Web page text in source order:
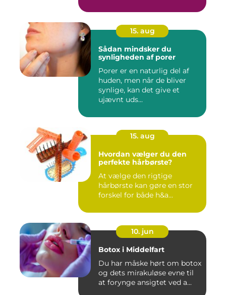
15. aug
Sådan mindsker du
synligheden af porer
Porer er en naturlig del af
huden, men når de bliver
synlige, kan det give et
ujævnt uds...
15. aug
Hvordan vælger du den
perfekte hårbørste?
At vælge den rigtige
hårbørste kan gøre en stor
forskel for både h&a...
10. jun
Botox i Middelfart
Du har måske hørt om botox
og dets mirakuløse evne til
at forynge ansigtet ved a...